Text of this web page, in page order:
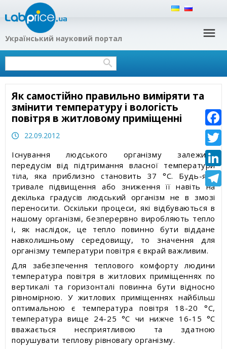
Український науковий портал
Як самостійно правильно виміряти та
змінити температуру і вологість
повітря в житловому приміщенні
22.09.2012
Існування людського організму залежить
передусім від підтримання власної температури
тіла, яка приблизно становить 37 °С. Будь-яке
тривале підвищення або зниження її навіть на
декілька градусів людський організм не в змозі
переносити. Оскільки процеси, які відбуваються в
нашому організмі, безперервно виробляють тепло
і, як наслідок, це тепло повинно бути віддане
навколишньому середовищу, то значення для
організму температури повітря є вкрай важливим.
Для забезпечення теплового комфорту людини
температура повітря в житлових приміщеннях по
вертикалі та горизонталі повинна бути відносно
рівномірною. У житлових приміщеннях найбільш
оптимальною є температура повітря 18-20 °С,
температура вище 24-25 °С чи нижче 16-15 °С
вважається несприятливою та здатною
порушувати теплову рівновагу організму.
Наша філософія
Громадська ініціатива «Україномовна
Україна»
Наукові консультанти Labprice.ua
Хімія допомагає тобі
Українська наука та суспільство: здобутки,
проблеми, перспективи
Наука і виробництво
Науково-популярні статті
Еколого-гігієнічна експертиза
Екологія
Безпека харчування
Статті про товари та послуги
Статті про вимірювальні прилади
Прес-релізи, пост-релізи
Відеоновини
Експрес-тести для аналізу в домашніх умовах
Тести для аналізу води і рідин
Нейтралізатори запаху
Водовідштовхувальні спреї для взуття,
текстилю і мембранних тканин
Гідрофобні покриття для взуття, одягу,
туристичного спорядження
Гідрофобізатори